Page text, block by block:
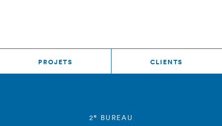
PROJETS CLIENTS
2e
BUREAU